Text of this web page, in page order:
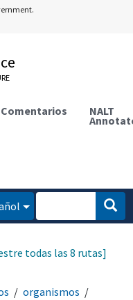
Comentarios NALT
plantas
todas las 8 rutas]
organismos